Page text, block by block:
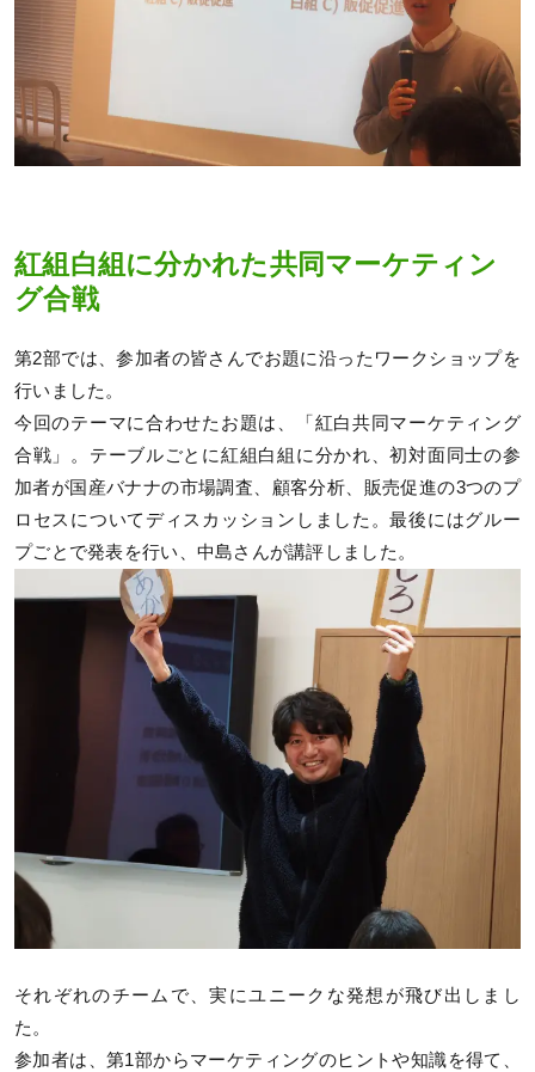
紅組白組に分かれた共同マーケティン
グ合戦
第2部では、参加者の皆さんでお題に沿ったワークショップを
行いました。
今回のテーマに合わせたお題は、「紅白共同マーケティング
合戦」。テーブルごとに紅組白組に分かれ、初対面同士の参
加者が国産バナナの市場調査、顧客分析、販売促進の3つのプ
ロセスについてディスカッションしました。最後にはグルー
プごとで発表を行い、中島さんが講評しました。
それぞれのチームで、実にユニークな発想が飛び出しまし
た。
参加者は、第1部からマーケティングのヒントや知識を得て、